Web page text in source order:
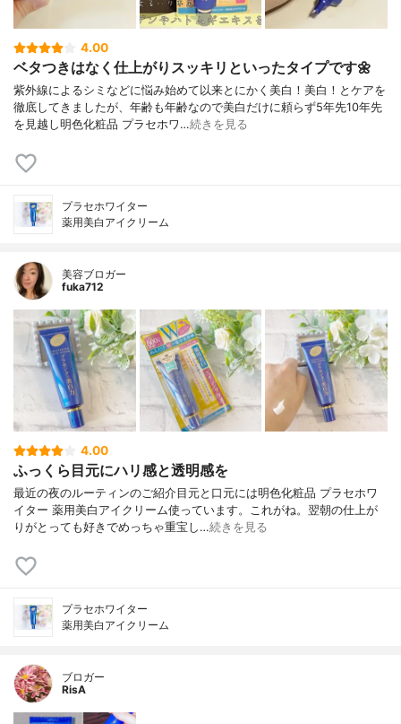
4.00
ベタつきはなく仕上がりスッキリといったタイプです🌼
紫外線によるシミなどに悩み始めて以来とにかく美白！美白！とケアを
徹底してきましたが、年齢も年齢なので美白だけに頼らず5年先10年先
を見越し明色化粧品 プラセホワ…続きを見る
プラセホワイター
薬用美白アイクリーム
美容ブロガー
fuka712
4.00
ふっくら目元にハリ感と透明感を
最近の夜のルーティンのご紹介目元と口元には明色化粧品 プラセホワ
イター 薬用美白アイクリーム使っています。これがね。翌朝の仕上が
りがとっても好きでめっちゃ重宝し…続きを見る
プラセホワイター
薬用美白アイクリーム
ブロガー
RisA